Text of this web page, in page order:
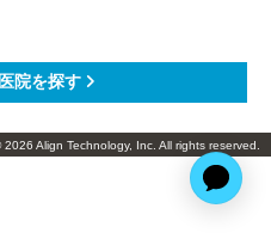
2026 Align Technology, Inc. All rights reserved.